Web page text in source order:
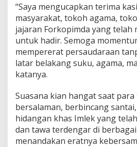
“Saya mengucapkan terima
masyarakat, tokoh agama,
jajaran Forkopimda yang telah
untuk hadir. Semoga
mempererat persaudaraan
latar belakang suku, agama,
katanya.
Suasana kian hangat saat
bersalaman, berbincang
hidangan khas Imlek yang
dan tawa terdengar di
menandakan eratnya